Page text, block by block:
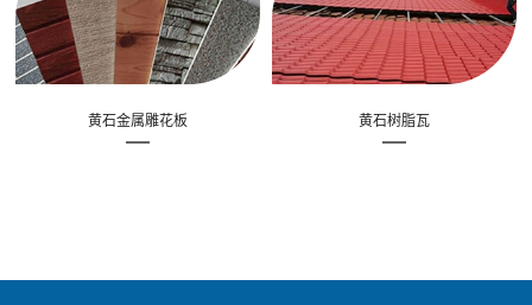
黄石金属雕花板 黄石树脂瓦